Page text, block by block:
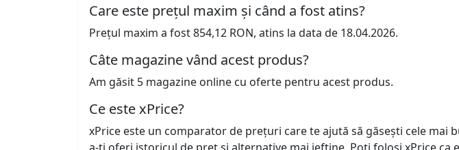
Care este prețul maxim și când a fost atins?
Prețul maxim a fost 854,12 RON, atins la data de 18.04.2026.
Câte magazine vând acest produs?
Am găsit 5 magazine online cu oferte pentru acest produs.
Ce este xPrice?
xPrice este un comparator de prețuri care te ajută să găsești cele